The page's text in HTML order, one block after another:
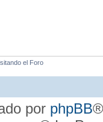
el Foro
por phpBB